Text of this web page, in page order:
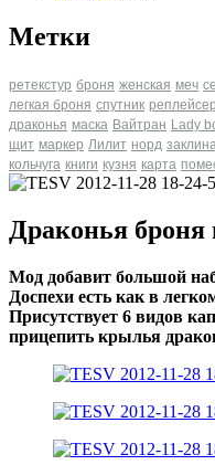
Метки
ретекстур броня женская меч
легкая броня спутник реплейсер
драконья маска Вайтран Lady
щит маркер Лилит норд
кольчуга книги кузня карта
Драконья броня
Мод добавит большой
Доспехи есть как в
Присутствует 6 видов
прицепить крылья